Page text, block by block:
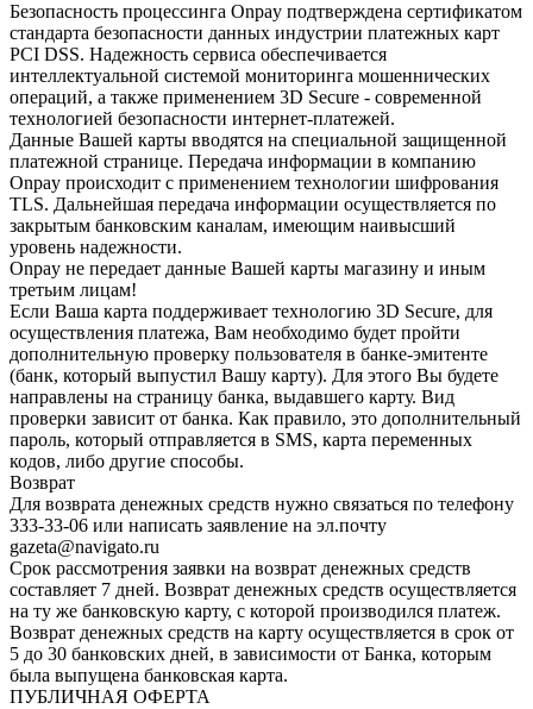
Безопасность процессинга Onpay подтверждена сертификатом
стандарта безопасности данных индустрии платежных карт
PCI DSS. Надежность сервиса обеспечивается
интеллектуальной системой мониторинга мошеннических
операций, а также применением 3D Secure - современной
технологией безопасности интернет-платежей.
Данные Вашей карты вводятся на специальной защищенной
платежной странице. Передача информации в компанию
Onpay происходит с применением технологии шифрования
TLS. Дальнейшая передача информации осуществляется по
закрытым банковским каналам, имеющим наивысший
уровень надежности.
Onpay не передает данные Вашей карты магазину и иным
третьим лицам!
Если Ваша карта поддерживает технологию 3D Secure, для
осуществления платежа, Вам необходимо будет пройти
дополнительную проверку пользователя в банке-эмитенте
(банк, который выпустил Вашу карту). Для этого Вы будете
направлены на страницу банка, выдавшего карту. Вид
проверки зависит от банка. Как правило, это дополнительный
пароль, который отправляется в SMS, карта переменных
кодов, либо другие способы.
Возврат
Для возврата денежных средств нужно связаться по телефону
333-33-06 или написать заявление на эл.почту
gazeta@navigato.ru
Срок рассмотрения заявки на возврат денежных средств
составляет 7 дней. Возврат денежных средств осуществляется
на ту же банковскую карту, с которой производился платеж.
Возврат денежных средств на карту осуществляется в срок от
5 до 30 банковских дней, в зависимости от Банка, которым
была выпущена банковская карта.
ПУБЛИЧНАЯ ОФЕРТА